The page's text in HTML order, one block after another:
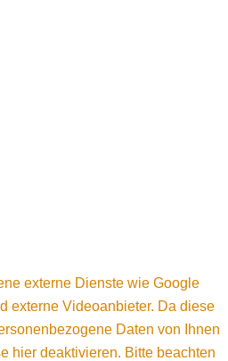
externe Dienste wie Google
externe Videoanbieter. Da diese
Daten von Ihnen
hier deaktivieren. Bitte beachten